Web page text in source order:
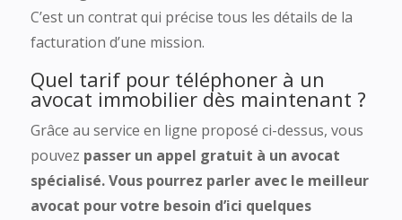
C’est un contrat qui précise tous les détails de la
facturation d’une mission.
Quel tarif pour téléphoner à un
avocat immobilier dès maintenant ?
Grâce au service en ligne proposé ci-dessus, vous
pouvez passer un appel gratuit à un avocat
spécialisé. Vous pourrez parler avec le meilleur
avocat pour votre besoin d’ici quelques